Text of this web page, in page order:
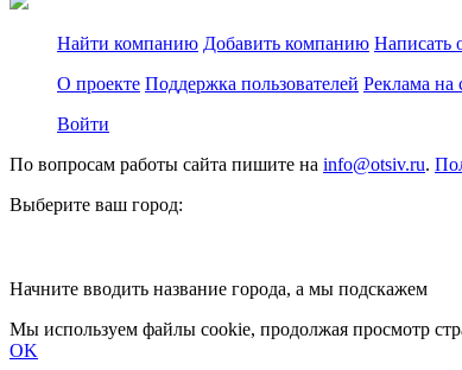
Найти компанию Добавить компанию Написать
О проекте Поддержка пользователей Реклама на
Войти
По вопросам работы сайта пишите на info@otsiv.ru.
Выберите ваш город:
Начните вводить название города, а мы подскажем
Мы используем файлы cookie, продолжая просмотр
OK